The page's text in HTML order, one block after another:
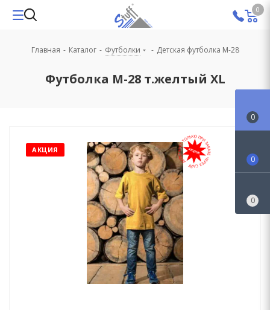
0
Футболка M-28 т.желтый XL
Главная - Каталог - Футболки - Детская футболка М-28
АКЦИЯ
0
0
0